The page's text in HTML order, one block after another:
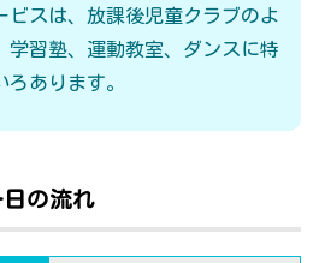
ビスは、放課後児童クラブのよ
学習塾、運動教室、ダンスに特
あります。
の流れ